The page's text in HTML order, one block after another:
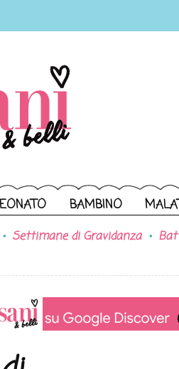
BAMBINO
Settimane di Gravidanza